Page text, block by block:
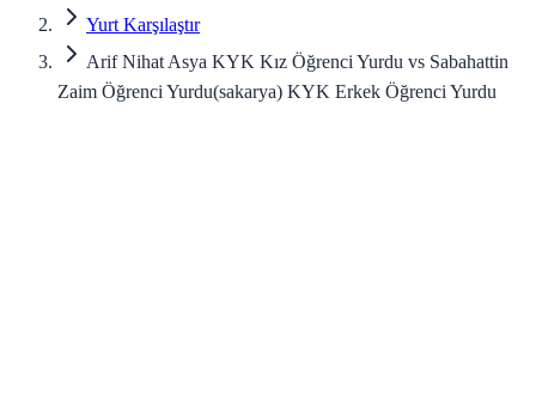
Yurt Karşılaştır
Arif Nihat Asya KYK Kız Öğrenci Yurdu vs Sabahattin
Zaim Öğrenci Yurdu(sakarya) KYK Erkek Öğrenci Yurdu